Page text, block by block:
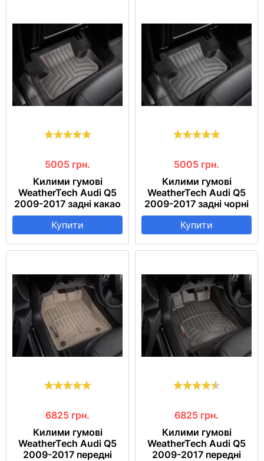
5005 грн.
Килими гумові
WeatherTech Audi Q5
2009-2017 задні какао
Купити
5005 грн.
Килими гумові
WeatherTech Audi Q5
2009-2017 задні чорні
Купити
6825 грн.
Килими гумові
WeatherTech Audi Q5
2009-2017 передні
6825 грн.
Килими гумові
WeatherTech Audi Q5
2009-2017 передні